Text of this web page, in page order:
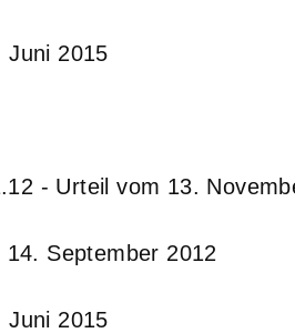
Juni 2015
- Urteil vom 13.
September 2012
Juni 2015